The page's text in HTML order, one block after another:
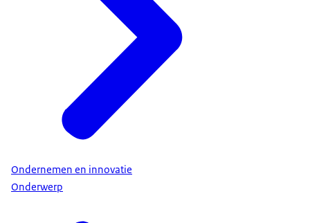
Ondernemen en innovatie
Onderwerp